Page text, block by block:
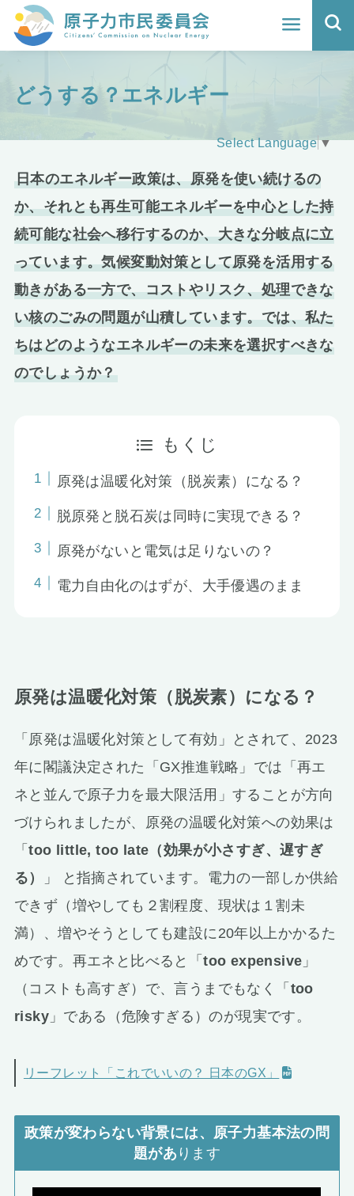
ホーム
よくわかる福島原発事故
核のごみの行方と課題
どうする？エネルギー
Q&A
原子力市民委員会について
お知らせ
どうする？エネルギー
Select Language▼
日本のエネルギー政策は、原発を使い続けるの
か、それとも再生可能エネルギーを中心とした持
続可能な社会へ移行するのか、大きな分岐点に立
っています。気候変動対策として原発を活用する
動きがある一方で、コストやリスク、処理できな
い核のごみの問題が山積しています。では、私た
ちはどのようなエネルギーの未来を選択すべきな
のでしょうか？
もくじ
原発は温暖化対策（脱炭素）になる？
脱原発と脱石炭は同時に実現できる？
原発がないと電気は足りないの？
電力自由化のはずが、大手優遇のまま
原発は温暖化対策（脱炭素）になる？
「原発は温暖化対策として有効」とされて、2023
年に閣議決定された「GX推進戦略」では「再エ
ネと並んで原子力を最大限活用」することが方向
づけられましたが、原発の温暖化対策への効果は
「too little, too late（効果が小さすぎ、遅すぎ
る）
」 と指摘されています。電力の一部しか供給
できず（増やしても２割程度、現状は１割未
満）、増やそうとしても建設に20年以上かかるた
めです。再エネと比べると「too expensive 」
（コストも高すぎ）で、言うまでもなく「 too
risky」である（危険すぎる）のが現実です。
リーフレット「これでいいの？ 日本のGX」
政策が変わらない背景には、原子力基本法の問
題があ ります